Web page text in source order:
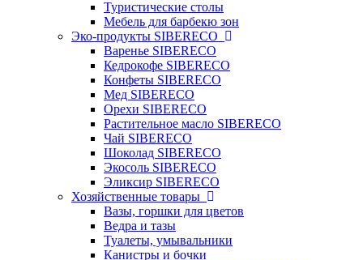
Туристические столы
Мебель для барбекю зон
Эко-продукты SIBERECO
Варенье SIBERECO
Кедрокофе SIBERECO
Конфеты SIBERECO
Мед SIBERECO
Орехи SIBERECO
Растительное масло SIBERECO
Чай SIBERECO
Шоколад SIBERECO
Экосоль SIBERECO
Эликсир SIBERECO
Хозяйственные товары
Вазы, горшки для цветов
Ведра и тазы
Туалеты, умывальники
Канистры и бочки